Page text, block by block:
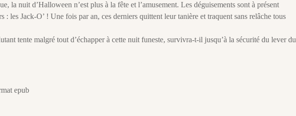
la nuit d’Halloween n’est plus à la fête et l’amusement. Les déguisements sont à présent
: les Jack-O’ ! Une fois par an, ces derniers quittent leur tanière et traquent sans relâche tous
tente malgré tout d’échapper à cette nuit funeste, survivra-t-il jusqu’à la sécurité du lever du
epub